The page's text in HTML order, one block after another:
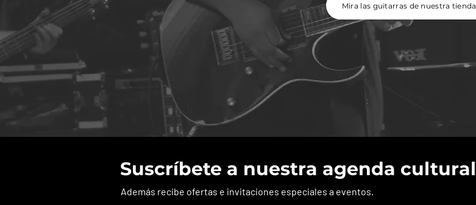
Mira las guitarras de nuestra tienda
Suscríbete a nuestra agenda cultural
Además recibe ofertas e invitaciones especiales a eventos.